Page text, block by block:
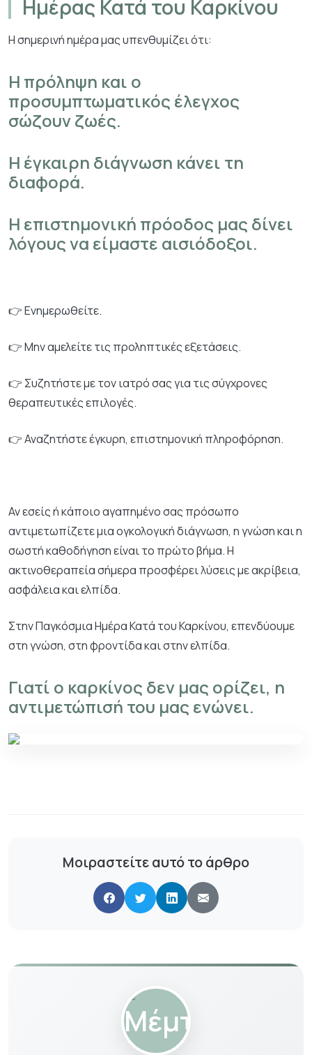
Ημέρας Κατά του Καρκίνου
Η σημερινή ημέρα μας υπενθυμίζει ότι:
Η πρόληψη και ο
προσυμπτωματικός έλεγχος
σώζουν ζωές.
Η έγκαιρη διάγνωση κάνει τη
διαφορά.
Η επιστημονική πρόοδος μας δίνει
λόγους να είμαστε αισιόδοξοι.
👉 Ενημερωθείτε.
👉 Μην αμελείτε τις προληπτικές εξετάσεις.
👉 Συζητήστε με τον ιατρό σας για τις σύγχρονες
θεραπευτικές επιλογές.
👉 Αναζητήστε έγκυρη, επιστημονική πληροφόρηση.
Αν εσείς ή κάποιο αγαπημένο σας πρόσωπο
αντιμετωπίζετε μια ογκολογική διάγνωση, η γνώση και η
σωστή καθοδήγηση είναι το πρώτο βήμα. Η
ακτινοθεραπεία σήμερα προσφέρει λύσεις με ακρίβεια,
ασφάλεια και ελπίδα.
Στην Παγκόσμια Ημέρα Κατά του Καρκίνου, επενδύουμε
στη γνώση, στη φροντίδα και στην ελπίδα.
Γιατί ο καρκίνος δεν μας ορίζει, η
αντιμετώπισή του μας ενώνει.
Μοιραστείτε αυτό το άρθρο